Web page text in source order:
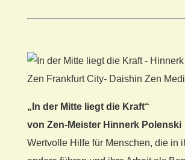
„In der Mitte liegt die Kraft“
von Zen-Meister Hinnerk Polenski
Wertvolle Hilfe für Menschen, die in